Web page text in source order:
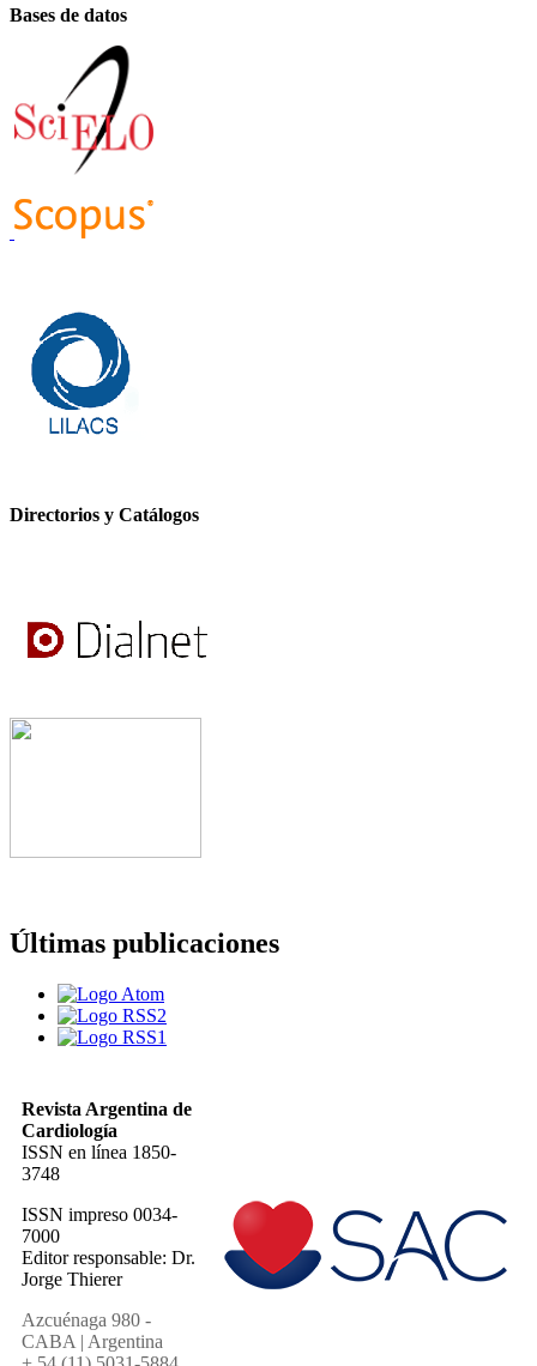
Bases de datos
Directorios y Catálogos
Últimas publicaciones
Revista Argentina de
Cardiología
ISSN en línea 1850-
3748
ISSN impreso 0034-
7000
Editor responsable: Dr.
Jorge Thierer
Azcuénaga 980 -
CABA | Argentina